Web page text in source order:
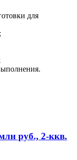
для
руб., 2-ккв.